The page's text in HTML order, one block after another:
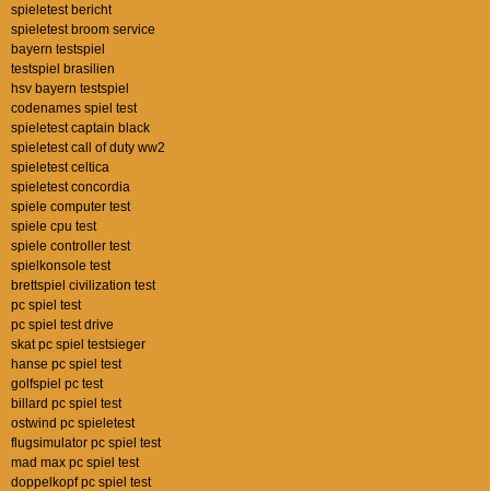
spieletest bericht
spieletest broom service
bayern testspiel
testspiel brasilien
hsv bayern testspiel
codenames spiel test
spieletest captain black
spieletest call of duty ww2
spieletest celtica
spieletest concordia
spiele computer test
spiele cpu test
spiele controller test
spielkonsole test
brettspiel civilization test
pc spiel test
pc spiel test drive
skat pc spiel testsieger
hanse pc spiel test
golfspiel pc test
billard pc spiel test
ostwind pc spieletest
flugsimulator pc spiel test
mad max pc spiel test
doppelkopf pc spiel test